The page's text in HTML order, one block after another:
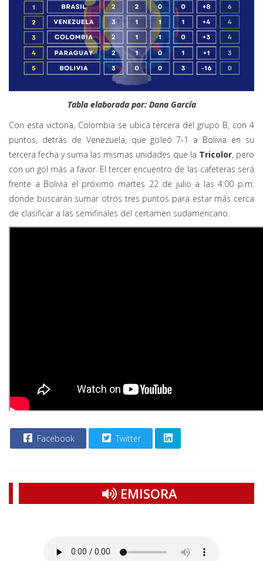
Tabla elaborada por: Dana García
Con esta victoria, Colombia se ubica tercera del grupo B, con 4
puntos, detrás de Venezuela, que goleó 7-1 a Bolivia en su
tercera fecha y suma las mismas unidades que la Tricolor, pero
con un gol más a favor. El tercer encuentro de las cafeteras será
frente a Bolivia el próximo martes 22 de julio a las 4:00 p.m.
donde buscarán sumar otros tres puntos para estar más cerca
de clasificar a las semifinales del certamen sudamericano.
Facebook Twitter
EMISORA